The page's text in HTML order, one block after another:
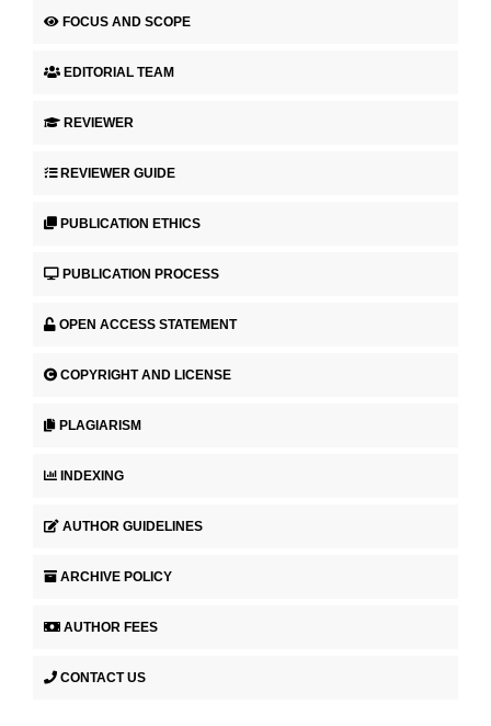
FOCUS AND SCOPE
EDITORIAL TEAM
REVIEWER
REVIEWER GUIDE
PUBLICATION ETHICS
PUBLICATION PROCESS
OPEN ACCESS STATEMENT
COPYRIGHT AND LICENSE
PLAGIARISM
INDEXING
AUTHOR GUIDELINES
ARCHIVE POLICY
AUTHOR FEES
CONTACT US